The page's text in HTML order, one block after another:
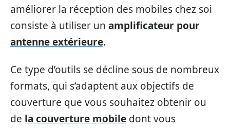
améliorer la réception des mobiles chez soi
consiste à utiliser un amplificateur pour
antenne extérieure.
Ce type d’outils se décline sous de nombreux
formats, qui s’adaptent aux objectifs de
couverture que vous souhaitez obtenir ou
de la couverture mobile dont vous